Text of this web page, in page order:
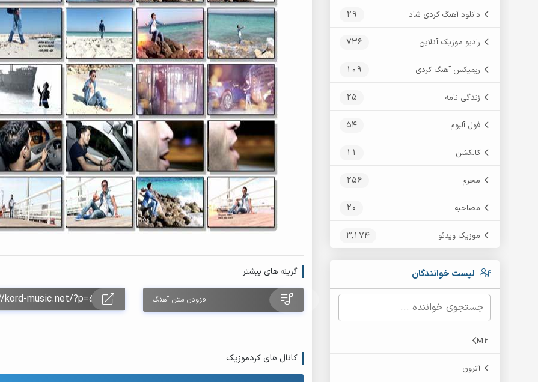
دانلود آهنگ کردی شاد 29
رادیو موزیک آنلاین 736
ریمیکس آهنگ کردی 109
زندگی نامه 25
فول آلبوم 54
کالکشن 11
محرم 256
مصاحبه 20
موزیک ویدئو 3,174
لیست خوانندگان
M2
آترون
گزینه های بیشتر
افزودن متن آهنگ
کانال های کردموزیک